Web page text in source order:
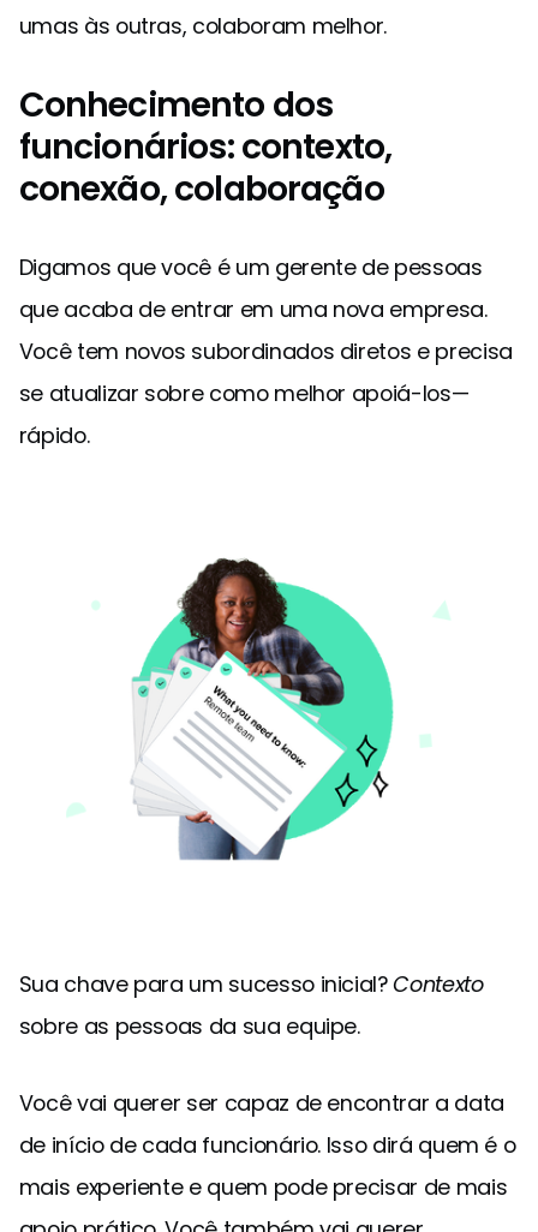
umas às outras, colaboram melhor.
Conhecimento dos
funcionários: contexto,
conexão, colaboração
Digamos que você é um gerente de pessoas
que acaba de entrar em uma nova empresa.
Você tem novos subordinados diretos e precisa
se atualizar sobre como melhor apoiá-los—
rápido.
Sua chave para um sucesso inicial?Contexto
sobre as pessoas da sua equipe.
Você vai querer ser capaz de encontrar a data
de início de cada funcionário. Isso dirá quem é o
mais experiente e quem pode precisar de mais